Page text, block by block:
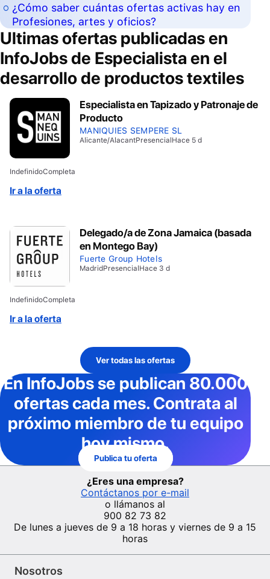
¿Cómo saber cuántas ofertas activas hay en
Profesiones, artes y oficios?
Ultimas ofertas publicadas en
InfoJobs de Especialista en el
desarrollo de productos textiles
Especialista en Tapizado y Patronaje de
Producto
MANIQUIES SEMPERE SL
Alicante/AlacantPresencialHace 5 d
IndefinidoCompleta
Ir a la oferta
Delegado/a de Zona Jamaica (basada
en Montego Bay)
Fuerte Group Hotels
MadridPresencialHace 3 d
IndefinidoCompleta
Ir a la oferta
Ver todas las ofertas
En InfoJobsse publican 80.000
ofertas cada mes. Contrata al
próximo miembro de tu equipo
hoy mismo.
Publica tu oferta
¿Eres una empresa?
Contáctanos por e-mail
o llámanos al
900 82 73 82
De lunes a jueves de 9 a 18 horas y viernes de 9 a 15
horas
Nosotros